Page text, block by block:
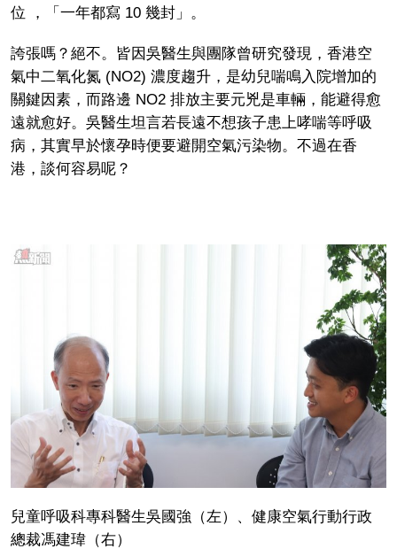
位 ，「一年都寫 10 幾封」。
誇張嗎？絕不。皆因吳醫生與團隊曾研究發現，香港空
氣中二氧化氮 (NO2) 濃度趨升，是幼兒喘鳴入院增加的
關鍵因素，而路邊 NO2 排放主要元兇是車輛，能避得愈
遠就愈好。吳醫生坦言若長遠不想孩子患上哮喘等呼吸
病，其實早於懷孕時便要避開空氣污染物。不過在香
港，談何容易呢？
兒童呼吸科專科醫生吳國強（左）、健康空氣行動行政
總裁馮建瑋（右）